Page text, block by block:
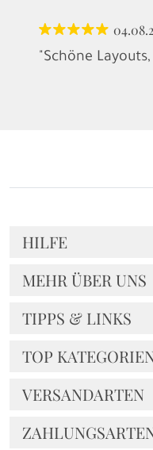
"Schöne
HILFE
MEHR ÜBER UNS
TIPPS & LINKS
TOP
VERSANDARTEN